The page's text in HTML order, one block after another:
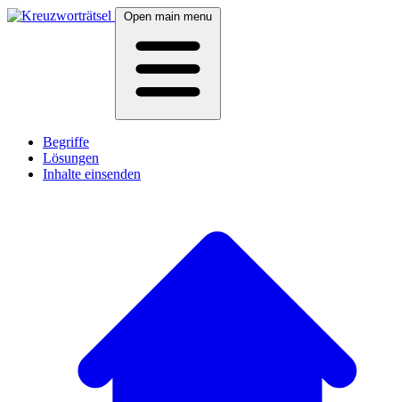
Open main menu
Begriffe
Lösungen
Inhalte einsenden